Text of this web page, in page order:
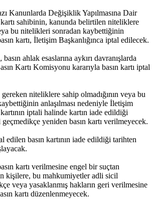
Kanunlarda Değişiklik Yapılmasına Dair
sahibinin, kanunda belirtilen niteliklere
bu nitelikleri sonradan kaybettiğinin
kartı, İletişim Başkanlığınca iptal edilecek.
ahlak esaslarına aykırı davranışlarda
Kartı Komisyonu kararıyla basın kartı iptal
niteliklere sahip olmadığının veya bu
anlaşılması nedeniyle İletişim
kartının iptali halinde kartın iade edildiği
yeniden basın kartı verilmeyecek.
edilen basın kartının iade edildiği tarihten
kartı verilmesine engel bir suçtan
kişilere, bu mahkumiyetler adli sicil
veya yasaklanmış hakların geri verilmesine
kartı düzenlenmeyecek.